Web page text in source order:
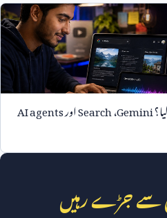
Gemini،SearchاورAI agents
سے جڑے رہیں